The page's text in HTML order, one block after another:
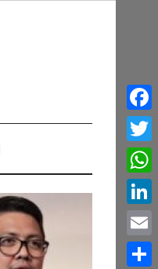
Email